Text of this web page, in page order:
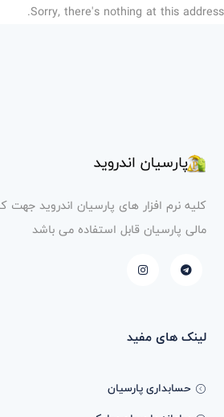
Sorry, there's nothing at this
کلیه نرم افزار های پارسیان اندروید جهت
مالی پارسیان قابل استفاده می باشد
لینک های مفید
حسابداری پارسیان